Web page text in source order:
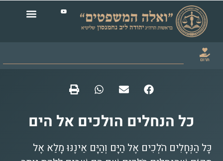
תרום
כל הנחלים הולכים אל הים
כָּל הַנְּחָלִים הֹלְכִים אֶל הַיָּם וְהַיָּם אֵינֶנּוּ מָלֵא אֶל